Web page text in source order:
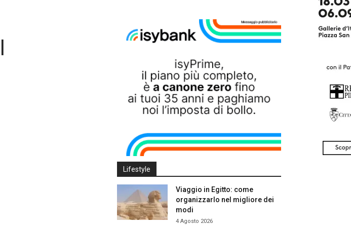
Lifestyle
Viaggio in Egitto: come
organizzarlo nel migliore dei
modi
4 Agosto 2026